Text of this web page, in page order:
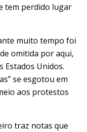
tem perdido lugar
muito tempo foi
omitida por aqui,
Unidos.
se esgotou em
aos protestos
traz notas que